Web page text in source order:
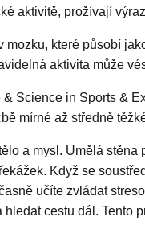
aktivitě, prožívají
které působí
aktivita může
Science in Sports &
mírné až středně
a mysl. Umělá
Když se
učíte zvládat
cestu dál.